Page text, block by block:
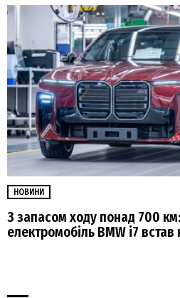
НОВИНИ
З запасом ходу понад 700
електромобіль BMW i7